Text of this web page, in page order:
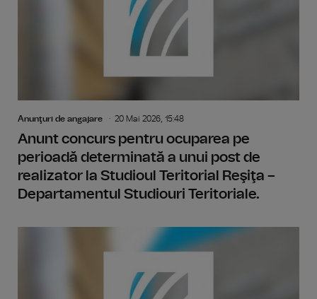
Anunţuri de angajare 20 Mai 2026, 15:48
Anunt concurs pentru ocuparea pe
perioadă determinată a unui post de
realizator la Studioul Teritorial Reşiţa –
Departamentul Studiouri Teritoriale.